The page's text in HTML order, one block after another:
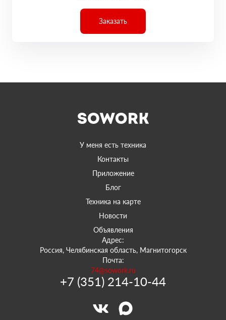
Заказать
У меня есть техника
Контакты
Приложение
Блог
Техника на карте
Новости
Объявления
Адрес:
Россия, Челябинская область, Магнитогорск
Почта:
74@sowork.ru
+7 (351) 214-10-44